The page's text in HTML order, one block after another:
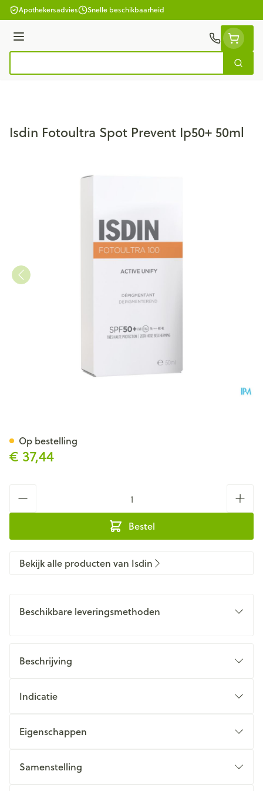
Ga naar de inhoud
Apothekersadvies Snelle beschikbaarheid
Menu
Zoek
Isdin Fotoultra Spot Prevent Ip50+ 50ml
€ 37,44
Bestel
Op bestelling
Bekijk alle producten van Isdin
Beschikbare leveringsmethoden
Beschrijving
Indicatie
Eigenschappen
Samenstelling